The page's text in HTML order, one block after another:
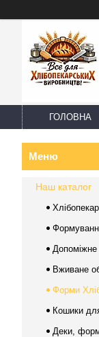
ГОЛОВНА
Наш каталог
Вживане
Форми
Кошики
Деки,